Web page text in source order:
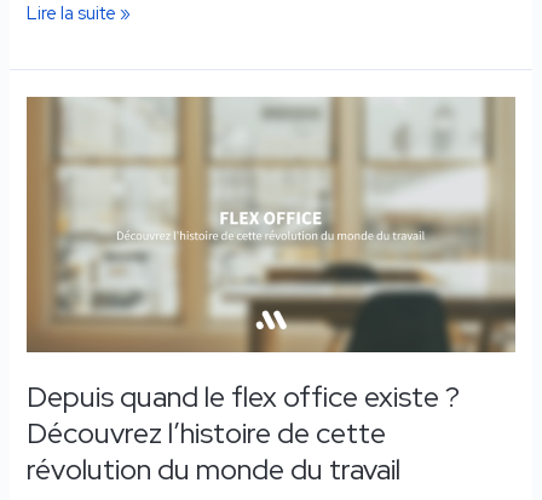
Lire la suite »
Depuis quand le flex office existe ?
Découvrez l’histoire de cette
révolution du monde du travail
office
existe
Découvrez
cette
révolution
du
monde